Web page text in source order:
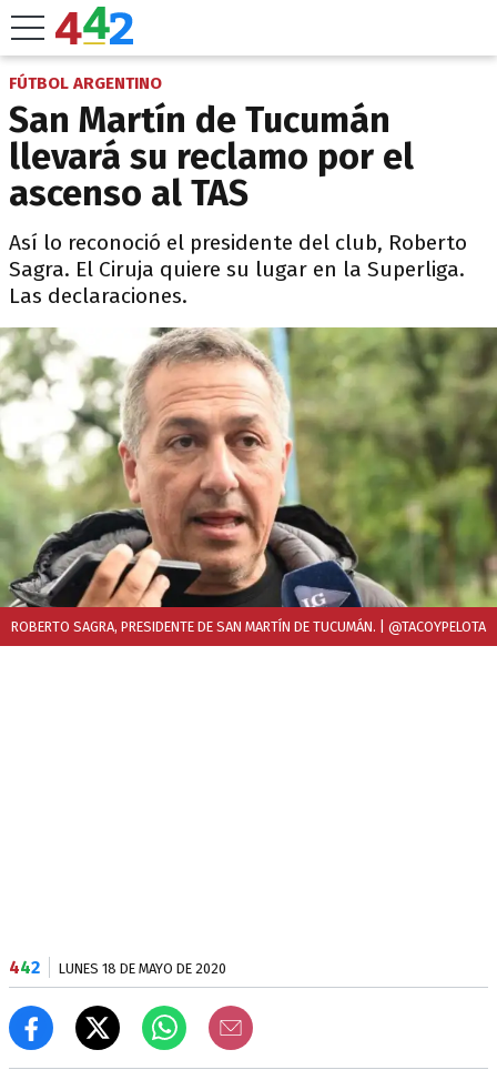
FÚTBOL ARGENTINO
San Martín de Tucumán
llevará su reclamo por el
ascenso al TAS
Así lo reconoció el presidente del club, Roberto
Sagra. El Ciruja quiere su lugar en la Superliga.
Las declaraciones.
ROBERTO SAGRA, PRESIDENTE DE SAN MARTÍN DE TUCUMÁN. | @TACOYPELOTA
442 LUNES 18 DE MAYO DE 2020